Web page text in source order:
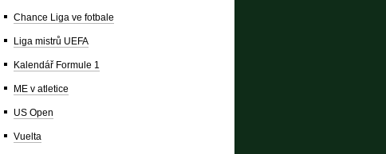
Chance Liga ve fotbale
Liga mistrů UEFA
Kalendář Formule 1
ME v atletice
US Open
Vuelta